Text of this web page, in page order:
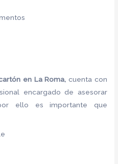
en La Roma,cuenta con
encargado de asesorar
ello es importante que